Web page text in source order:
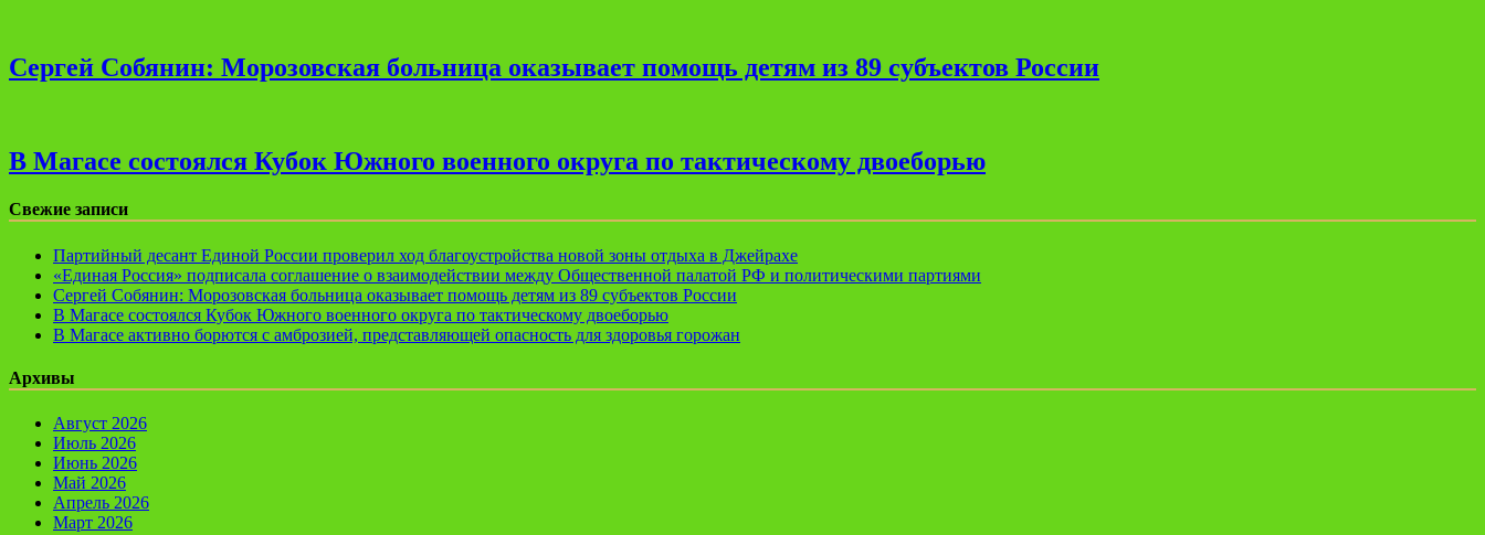
Сергей Собянин: Морозовская больница оказывает помощь детям из 89 субъектов России
В Магасе состоялся Кубок Южного военного округа по тактическому двоеборью
Свежие записи
Партийный десант Единой России проверил ход благоустройства новой зоны отдыха в Джейрахе
«Единая Россия» подписала соглашение о взаимодействии между Общественной палатой РФ и политическими партиями
Сергей Собянин: Морозовская больница оказывает помощь детям из 89 субъектов России
В Магасе состоялся Кубок Южного военного округа по тактическому двоеборью
В Магасе активно борются с амброзией, представляющей опасность для здоровья горожан
Архивы
Август 2026
Июль 2026
Июнь 2026
Май 2026
Апрель 2026
Март 2026